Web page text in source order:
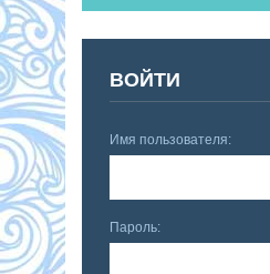
ВОЙТИ
Имя пользователя:
Пароль: